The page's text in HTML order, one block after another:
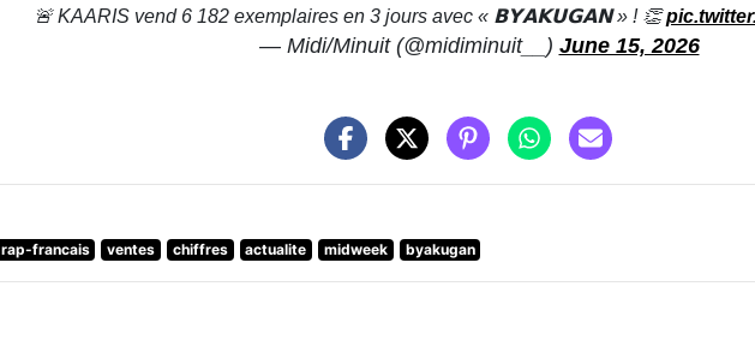
🚨 KAARIS vend 6 182 exemplaires en 3 jours avec « 𝗕𝗬𝗔𝗞𝗨𝗚𝗔𝗡 » ! 👏
— Midi/Minuit (@midiminuit__) June 15, 2026
rap-francais ventes chiffres actualite midweek byakugan